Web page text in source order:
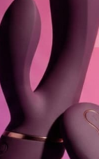
La ley de 2
contra
mal uso o uso
días desde la
simplemente
en nuestra